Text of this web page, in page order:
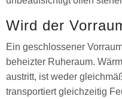
Wird der
Ein geschlossener
beheizter Ruheraum.
austritt, ist weder
transportiert gleichzeitig